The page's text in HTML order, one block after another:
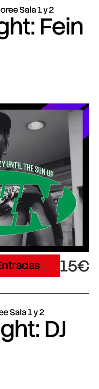
Sala 1 y 2
Fein
15€
Sala 1 y 2
DJ